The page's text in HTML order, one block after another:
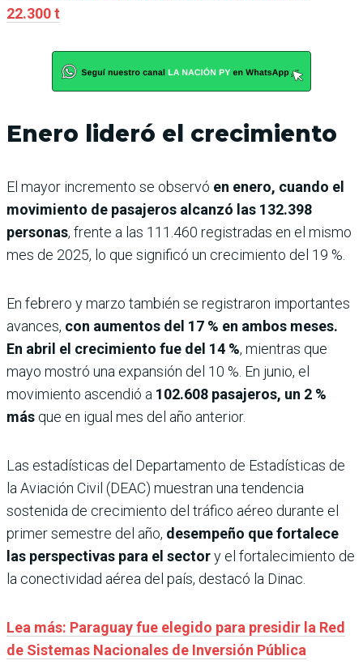
22.300 t
Enero lideró el crecimiento
El mayor incremento se observó en enero, cuando el
movimiento de pasajeros alcanzó las 132.398
personas, frente a las 111.460 registradas en el mismo
mes de 2025, lo que significó un crecimiento del 19 %.
En febrero y marzo también se registraron importantes
avances, con aumentos del 17 % en ambos meses.
En abril el crecimiento fue del 14 %, mientras que
mayo mostró una expansión del 10 %. En junio, el
movimiento ascendió a 102.608 pasajeros, un 2 %
más que en igual mes del año anterior.
Las estadísticas del Departamento de Estadísticas de
la Aviación Civil (DEAC) muestran una tendencia
sostenida de crecimiento del tráfico aéreo durante el
primer semestre del año, desempeño que fortalece
las perspectivas para el sectory el fortalecimiento de
la conectividad aérea del país, destacó la Dinac.
Lea más: Paraguay fue elegido para presidir la Red
de Sistemas Nacionales de Inversión Pública